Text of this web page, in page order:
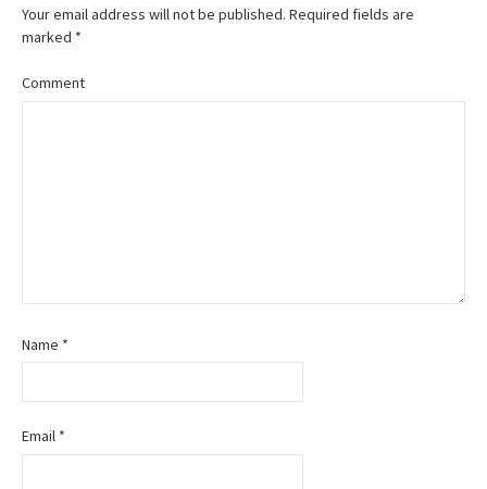
t
a
i
o
n
Your email address will not be published. Required fields are
marked *
Comment
Name *
Email *